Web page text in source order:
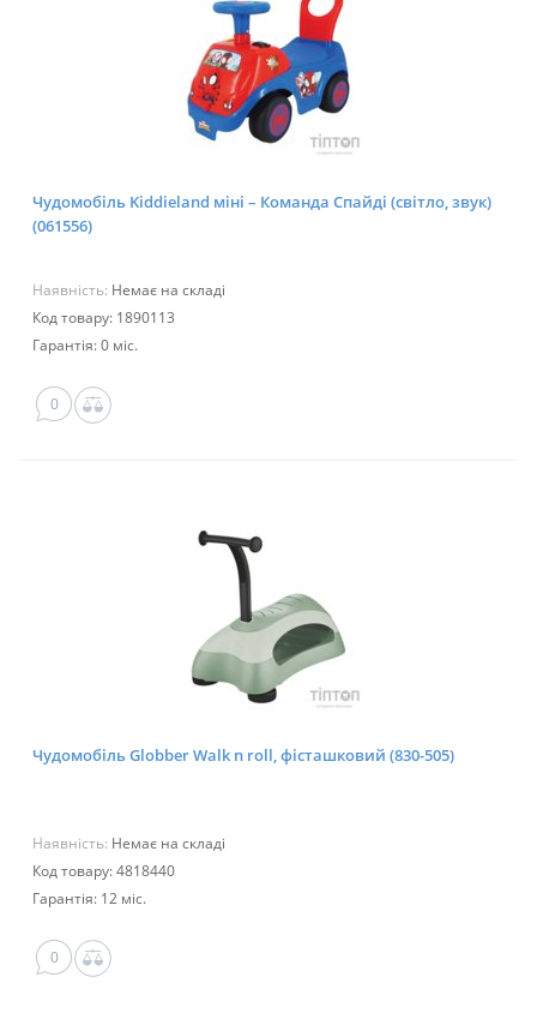
Чудомобіль Kiddieland міні – Команда Спайді (світло, звук)
(061556)
Наявність: Немає на складі
Код товару: 1890113
Гарантія: 0 міс.
0
Чудомобіль Globber Walk n roll, фісташковий (830-505)
Наявність: Немає на складі
Код товару: 4818440
Гарантія: 12 міс.
0